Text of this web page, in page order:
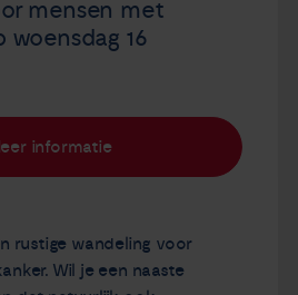
mensen met
woensdag 16
informatie
rustige wandeling voor
Wil je een naaste